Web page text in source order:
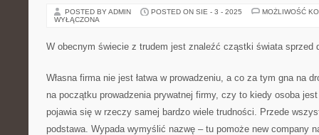
POSTED BY ADMIN POSTED ON SIE - 3 - 2025
MOŻLIWOŚĆ
WYŁĄCZONA
W obecnym świecie z trudem jest znaleźć cząstki świata sprzed
Własna firma nie jest łatwa w prowadzeniu, a co za tym gna na
na początku prowadzenia prywatnej firmy, czy to kiedy osoba
pojawia się w rzeczy samej bardzo wiele trudności. Przede
podstawa. Wypada wymyślić nazwę – tu pomoże new company